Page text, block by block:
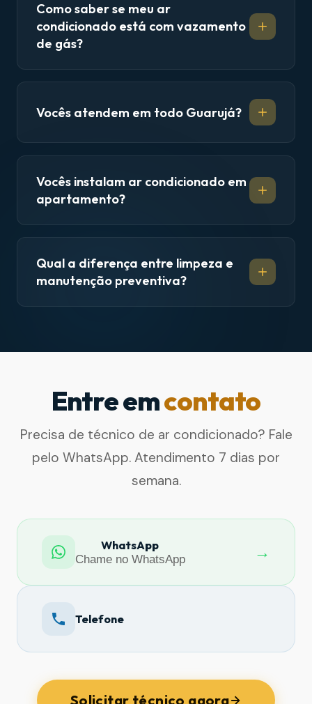
Como saber se meu ar
condicionado está com vazamento
de gás?
Vocês atendem em todo Guarujá?
Vocês instalam ar condicionado em
apartamento?
Qual a diferença entre limpeza e
manutenção preventiva?
Entre emcontato
Precisa de técnico de ar condicionado? Fale
pelo WhatsApp. Atendimento 7 dias por
semana.
WhatsApp
Chame no WhatsApp
→
Telefone
Solicitar técnico agora